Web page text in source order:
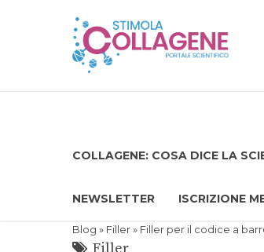
COLLAGENE: COSA DICE LA
NEWSLETTER ISCRIZIONE
Blog » Filler» Filler per il codice a